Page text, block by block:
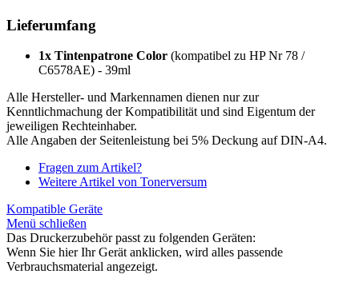
Lieferumfang
1x Tintenpatrone Color (kompatibel zu HP Nr 78 /
C6578AE) - 39ml
Alle Hersteller- und Markennamen dienen nur zur
Kenntlichmachung der Kompatibilität und sind Eigentum der
jeweiligen Rechteinhaber.
Alle Angaben der Seitenleistung bei 5% Deckung auf DIN-A4.
Fragen zum Artikel?
Weitere Artikel von Tonerversum
Kompatible Geräte
Menü schließen
Das Druckerzubehör passt zu folgenden Geräten:
Wenn Sie hier Ihr Gerät anklicken, wird alles passende
Verbrauchsmaterial angezeigt.